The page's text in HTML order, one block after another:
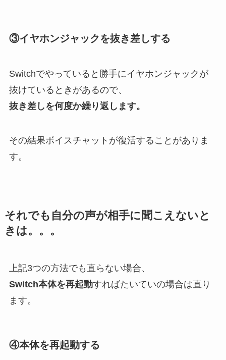
③イヤホンジャックを抜き差しする
Switchでやっていると勝手にイヤホンジャックが
抜けているときがあるので、
抜き差しを何度か繰り返します。
その結果ボイスチャットが復活することがありま
す。
それでも自分の声が相手に聞こえないと
きは。。。
上記3つの方法でも直らない場合、
Switch本体を再起動すればたいていの場合は直り
ます。
④本体を再起動する